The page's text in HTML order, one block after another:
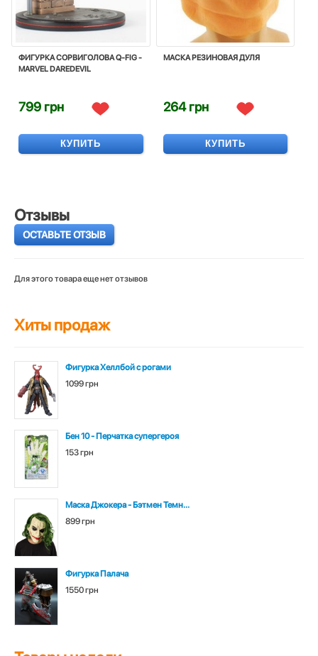
ФИГУРКА СОРВИГОЛОВА Q-FIG -
MARVEL DAREDEVIL
799 грн
КУПИТЬ
МАСКА РЕЗИНОВАЯ ДУЛЯ
264 грн
КУПИТЬ
Отзывы
ОСТАВЬТЕ ОТЗЫВ
Для этого товара еще нет отзывов
Хиты продаж
Фигурка Хеллбой с рогами
1099 грн
Бен 10 - Перчатка супергероя
153 грн
Маска Джокера - Бэтмен Темн...
899 грн
Фигурка Палача
1550 грн